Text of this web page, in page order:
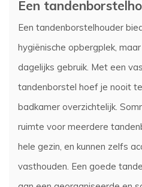
Een
Een tandenborstelhouder
hygiënische opbergplek,
dagelijks gebruik. Met een
tandenborstel hoef je nooit
badkamer overzichtelijk.
ruimte voor meerdere
hele gezin, en kunnen zelfs
vasthouden. Een goede